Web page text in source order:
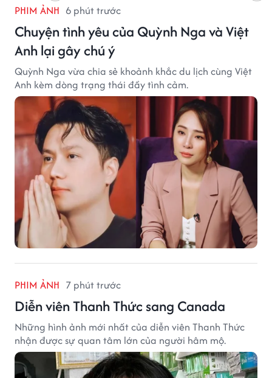
PHIM ẢNH 6 phút trước
Chuyện tình yêu của Quỳnh Nga và Việt
Anh lại gây chú ý
Quỳnh Nga vừa chia sẻ khoảnh khắc du lịch cùng Việt
Anh kèm dòng trạng thái đầy tình cảm.
PHIM ẢNH 7 phút trước
Diễn viên Thanh Thức sang Canada
Những hình ảnh mới nhất của diễn viên Thanh Thức
nhận được sự quan tâm lớn của người hâm mộ.